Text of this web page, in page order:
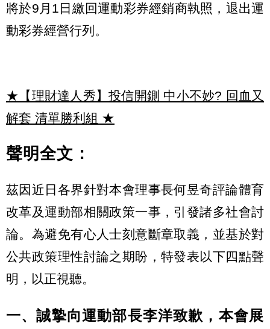
將於9月1日繳回運動彩券經銷商執照，退出運
動彩券經營行列。
★【理財達人秀】投信開鍘 中小不妙? 回血又
解套 清單勝利組 ★
聲明全文：
茲因近日各界針對本會理事長何昱奇評論體育
改革及運動部相關政策一事，引發諸多社會討
論。為避免有心人士刻意斷章取義，並基於對
公共政策理性討論之期盼，特發表以下四點聲
明，以正視聽。
一、誠摯向運動部長李洋致歉，本會展